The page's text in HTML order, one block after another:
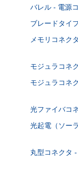
バレル - 電源
ブレードタイ
メモリコネク
モジュラコネ
モジュラコネ
光ファイバコ
光起電（ソー
丸型コネクタ